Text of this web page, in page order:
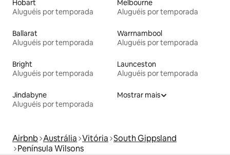
Hobart
Aluguéis por temporada
Melbourne
Aluguéis por temporada
Ballarat
Aluguéis por temporada
Warrnambool
Aluguéis por temporada
Bright
Aluguéis por temporada
Launceston
Aluguéis por temporada
Jindabyne
Aluguéis por temporada
Mostrar mais
Airbnb Austrália Vitória South Gippsland
Península Wilsons